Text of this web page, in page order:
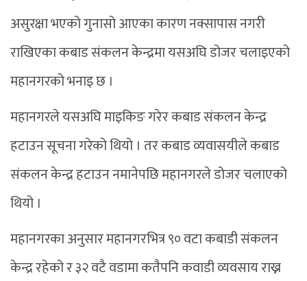
असुरक्षा भएको गुनासो आएका कारण नक्सापास नगरी
राखिएका कबाड संकलन केन्द्रमा यसअघि डोजर चलाइएको
महानगरको भनाइ छ ।
महानगरले यसअघि माइकिङ गरेर कबाड संकलन केन्द्र
हटाउन सूचना गरेको थियो । तर कबाड व्यवासयीले कबाड
संकलन केन्द्र हटाउन नमानेपछि महानगरले डोजर चलाएको
थियो ।
महानगरका अनुसार महानगरभित्र ९० वटा कबाडी संकलन
केन्द्र रहेको र ३२ वटै वडामा कतैपनि कवाडी व्यवसाय राख्न